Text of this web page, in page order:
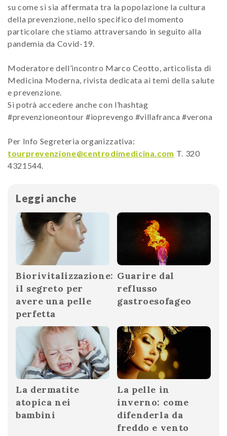
su come si sia affermata tra la popolazione la cultura
della prevenzione, nello specifico del momento
particolare che stiamo attraversando in seguito alla
pandemia da Covid-19.
Moderatore dell’incontro Marco Ceotto, articolista di
Medicina Moderna, rivista dedicata ai temi della salute
e prevenzione.
Si potrà accedere anche con l’hashtag
#prevenzioneontour #ioprevengo #villafranca #verona
Per Info Segreteria organizzativa:
tourprevenzione@centrodimedicina.com T. 320
4321544.
Leggi anche
Biorivitalizzazione:
il segreto per
avere una pelle
perfetta
Guarire dal
reflusso
gastroesofageo
La dermatite
atopica nei
bambini
La pelle in
inverno: come
difenderla da
freddo e vento